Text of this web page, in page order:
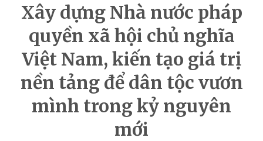
Xây dựng Nhà nước pháp
quyền xã hội chủ nghĩa
Việt Nam, kiến tạo giá trị
nền tảng để dân tộc vươn
mình trong kỷ nguyên
mới